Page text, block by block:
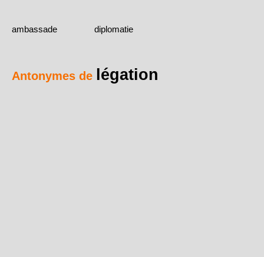
ambassade diplomatie
Antonymes de légation